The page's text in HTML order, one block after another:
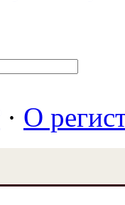
· О